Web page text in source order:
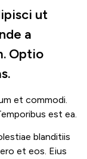
ut
a
Optio
et commodi.
est ea.
blanditiis
et eos. Eius